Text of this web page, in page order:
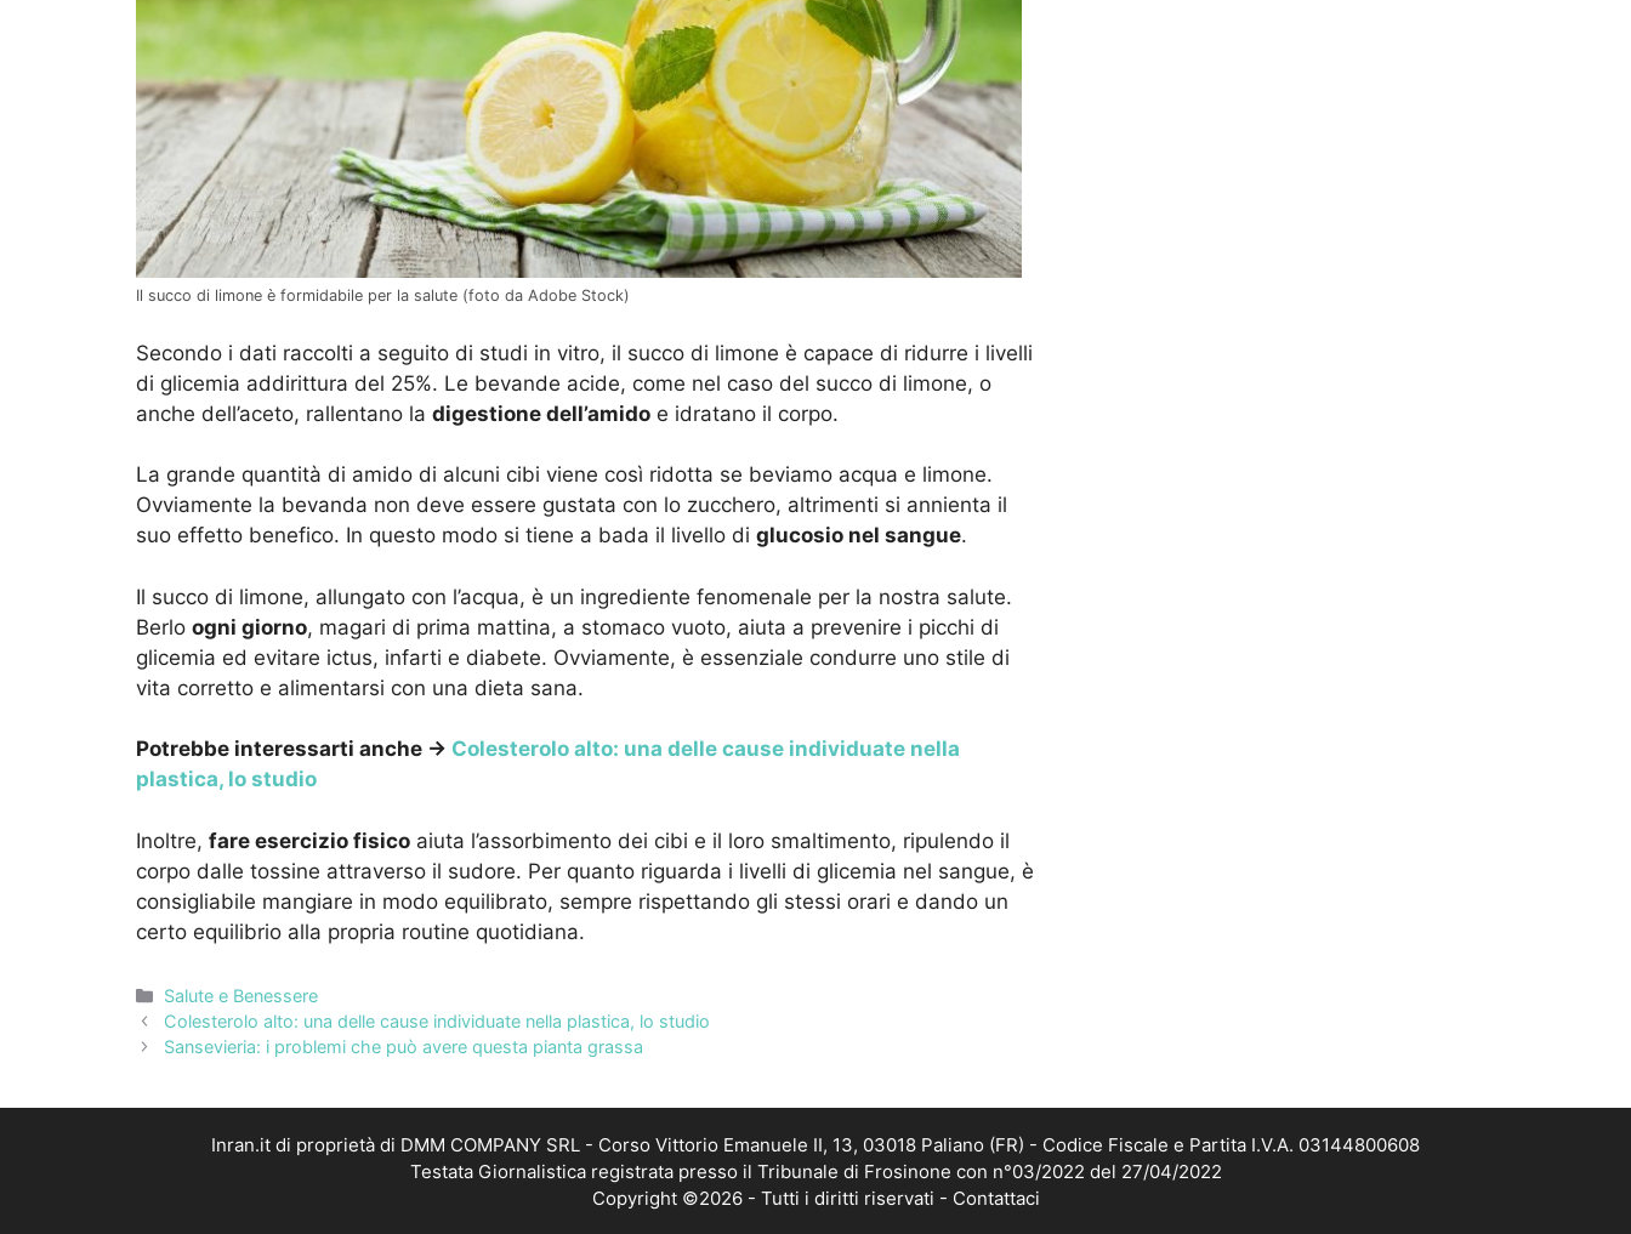
Il succo di limone è formidabile per la salute (foto da Adobe Stock)
Secondo i dati raccolti a seguito di studi in vitro, il succo di limone è capace di ridurre i livelli
di glicemia addirittura del 25%. Le bevande acide, come nel caso del succo di limone, o
anche dell’aceto, rallentano la digestione dell’amido e idratano il corpo.
La grande quantità di amido di alcuni cibi viene così ridotta se beviamo acqua e limone.
Ovviamente la bevanda non deve essere gustata con lo zucchero, altrimenti si annienta il
suo effetto benefico. In questo modo si tiene a bada il livello di glucosio nel sangue.
Il succo di limone, allungato con l’acqua, è un ingrediente fenomenale per la nostra salute.
Berlo ogni giorno, magari di prima mattina, a stomaco vuoto, aiuta a prevenire i picchi di
glicemia ed evitare ictus, infarti e diabete. Ovviamente, è essenziale condurre uno stile di
vita corretto e alimentarsi con una dieta sana.
Potrebbe interessarti anche → Colesterolo alto: una delle cause individuate nella
plastica, lo studio
Inoltre, fare esercizio fisico aiuta l’assorbimento dei cibi e il loro smaltimento, ripulendo il
corpo dalle tossine attraverso il sudore. Per quanto riguarda i livelli di glicemia nel sangue, è
consigliabile mangiare in modo equilibrato, sempre rispettando gli stessi orari e dando un
certo equilibrio alla propria routine quotidiana.
Categorie
Salute e Benessere
Colesterolo alto: una delle cause individuate nella plastica, lo studio
Sansevieria: i problemi che può avere questa pianta grassa
Inran.it di proprietà di DMM COMPANY SRL - Corso Vittorio Emanuele II, 13, 03018 Paliano (FR) - Codice Fiscale e Partita I.V.A. 03144800608
Testata Giornalistica registrata presso il Tribunale di Frosinone con n°03/2022 del 27/04/2022
Copyright ©2026 - Tutti i diritti riservati - Contattaci